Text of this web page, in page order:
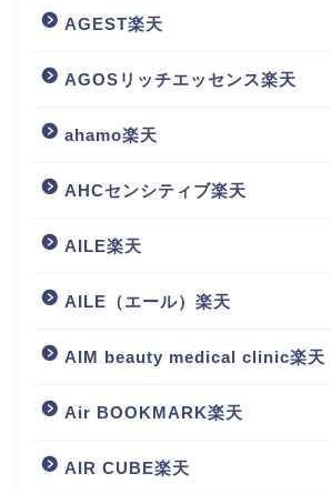
AGEST楽天
AGOSリッチエッセンス楽天
ahamo楽天
AHCセンシティブ楽天
AILE楽天
AILE（エール）楽天
AIM beauty medical clinic楽天
Air BOOKMARK楽天
AIR CUBE楽天